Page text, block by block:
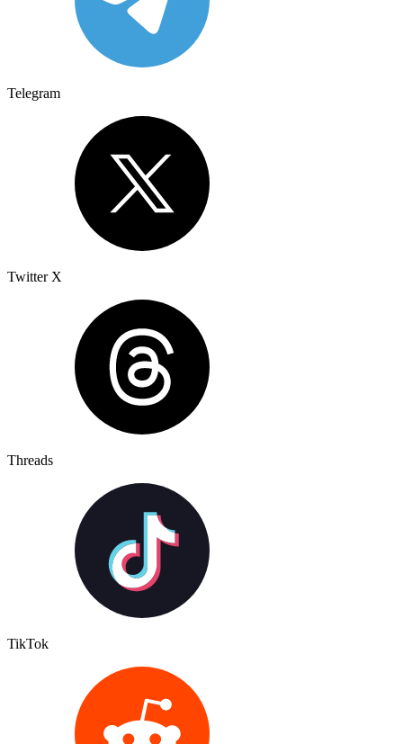
Telegram
Twitter X
Threads
TikTok